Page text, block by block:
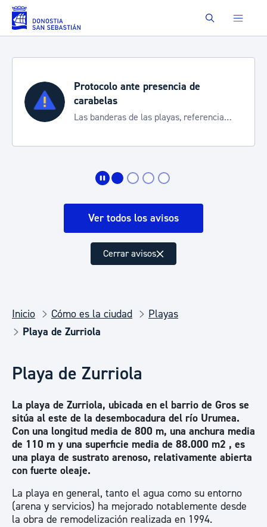
Saltar al contenido principal Buscar
Protocolo ante presencia de
carabelas
Las banderas de las playas, referencia
Ver todos los avisos
Cerrar avisos
Inicio Cómo es la ciudad
Playas
Playa de Zurriola
Playa de Zurriola
La playa de Zurriola, ubicada en el barrio de Gros se
sitúa al este de la desembocadura del río Urumea.
Con una longitud media de 800 m, una anchura media
de 110 m y una superficie media de 88.000 m2 , es
una playa de sustrato arenoso, relativamente abierta
con fuerte oleaje.
La playa en general, tanto el agua como su entorno
(arena y servicios) ha mejorado notablemente desde
la obra de remodelización realizada en 1994.